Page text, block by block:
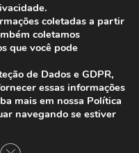
dos Auditores
do Brasil.
coletadas a partir
coletamos
que você pode
de Dados e GDPR,
essas informações
mais em nossa Política
navegando se estiver